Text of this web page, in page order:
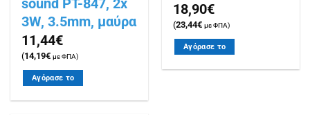
sound PT-847, 2x
3W, 3.5mm, μαύρα
11,44€
(14,19€ με ΦΠΑ)
Αγόρασε το
18,90€
(23,44€ με ΦΠΑ)
Αγόρασε το